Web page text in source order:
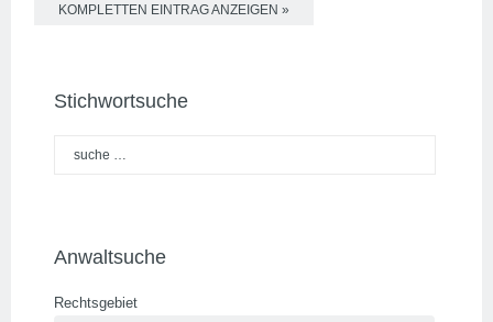
KOMPLETTEN EINTRAG ANZEIGEN »
Stichwortsuche
Anwaltsuche
Rechtsgebiet